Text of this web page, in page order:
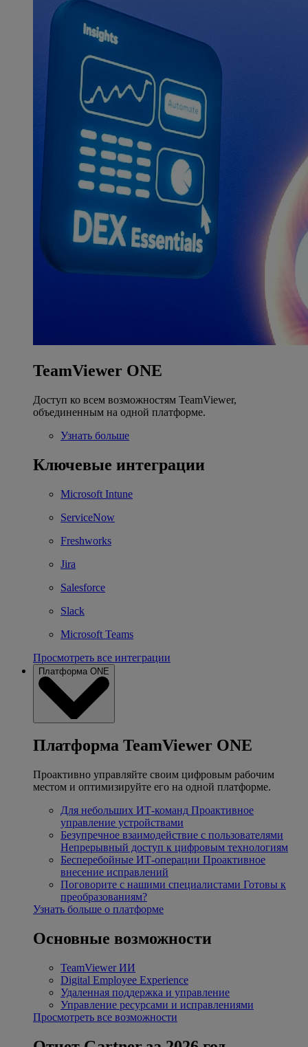
TeamViewer ONE
Доступ ко всем возможностям TeamViewer,
объединенным на одной платформе.
Узнать больше
Ключевые интеграции
Microsoft Intune
ServiceNow
Freshworks
Jira
Salesforce
Slack
Microsoft Teams
Просмотреть все интеграции
Платформа ONE
Платформа TeamViewer ONE
Проактивно управляйте своим цифровым рабочим
местом и оптимизируйте его на одной платформе.
Для небольших ИТ-команд Проактивное
управление устройствами
Безупречное взаимодействие с пользователями
Непрерывный доступ к цифровым технологиям
Бесперебойные ИТ-операции Проактивное
внесение исправлений
Поговорите с нашими специалистами Готовы к
преобразованиям?
Узнать больше о платформе
Основные возможности
TeamViewer ИИ
Digital Employee Experience
Удаленная поддержка и управление
Управление ресурсами и исправлениями
Просмотреть все возможности